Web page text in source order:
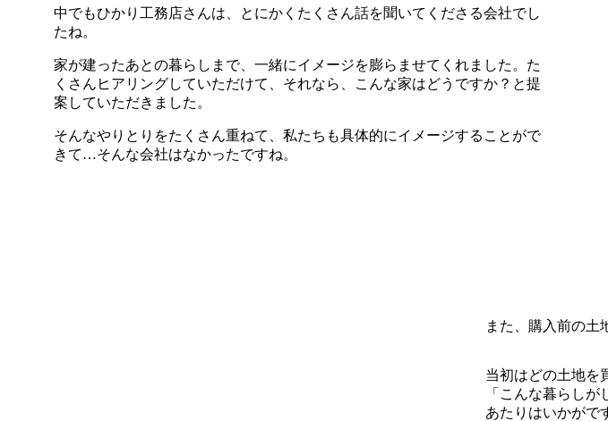
中でもひかり工務店さんは、とにかくたくさん話を聞いてくださる会社でし
たね。
家が建ったあとの暮らしまで、一緒にイメージを膨らませてくれました。た
くさんヒアリングしていただけて、それなら、こんな家はどうですか？と提
案していただきました。
そんなやりとりをたくさん重ねて、私たちも具体的にイメージすることがで
きて…そんな会社はなかったですね。
また、購入前の土
当初はどの土地を
「こんな暮らし
あたりはいかがで